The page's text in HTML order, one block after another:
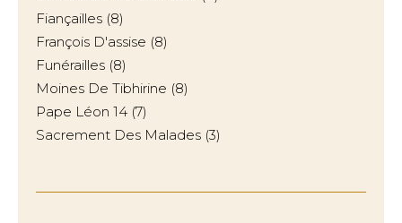
Fiançailles (8)
François D'assise (8)
Funérailles (8)
Moines De Tibhirine (8)
Pape Léon 14 (7)
Sacrement Des Malades (3)